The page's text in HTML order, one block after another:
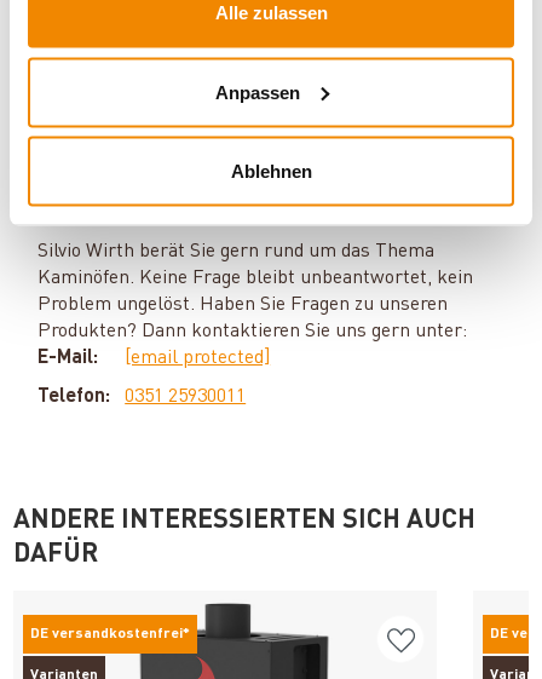
Alle zulassen
Anpassen
Ablehnen
Ihr Berater zum Thema Öfen und
Kamine:
Silvio Wirth berät Sie gern rund um das Thema
Kaminöfen. Keine Frage bleibt unbeantwortet, kein
Problem ungelöst. Haben Sie Fragen zu unseren
Produkten? Dann kontaktieren Sie uns gern unter:
E-Mail:
[email protected]
Telefon:
0351 25930011
ANDERE INTERESSIERTEN SICH AUCH
DAFÜR
DE versandkostenfrei*
Varianten
DE